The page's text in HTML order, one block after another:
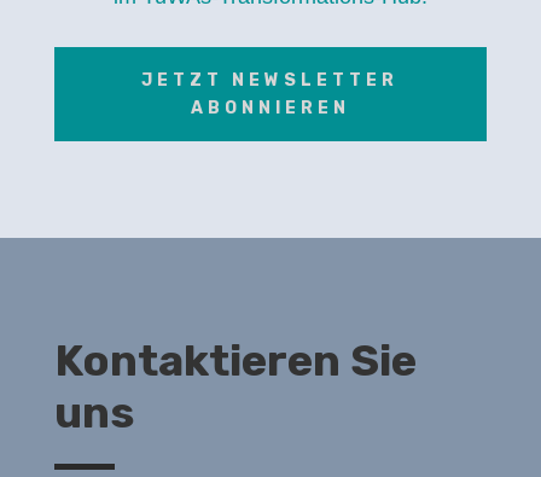
JETZT NEWSLETTER
ABONNIEREN
Kontaktieren Sie
uns